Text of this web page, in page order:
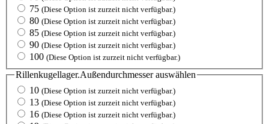
75 (Diese Option ist zurzeit nicht verfügbar.)
80 (Diese Option ist zurzeit nicht verfügbar.)
85 (Diese Option ist zurzeit nicht verfügbar.)
90 (Diese Option ist zurzeit nicht verfügbar.)
100 (Diese Option ist zurzeit nicht verfügbar.)
Rillenkugellager.Außendurchmesserauswählen
10 (Diese Option ist zurzeit nicht verfügbar.)
13 (Diese Option ist zurzeit nicht verfügbar.)
16 (Diese Option ist zurzeit nicht verfügbar.)